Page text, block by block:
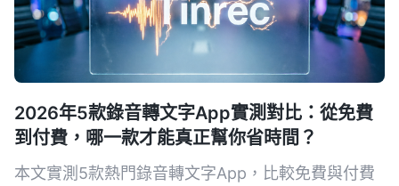
2026年5款錄音轉文字App實測對比：從免費
到付費，哪一款才能真正幫你省時間？
本文實測5款熱門錄音轉文字App，比較免費與付費